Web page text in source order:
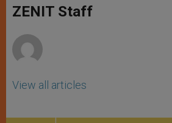
p
p
g
e
o
k
ZENIT Staff
View all articles